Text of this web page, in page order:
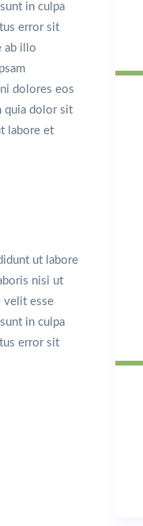
in culpa
error sit
ab illo
dolores eos
quia dolor sit
labore et
ut labore
nisi ut
velit esse
in culpa
error sit